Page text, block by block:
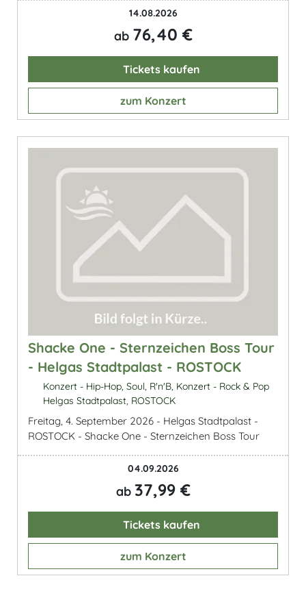
14.08.2026
ab 76,40 €
Tickets kaufen
zum Konzert
Shacke One - Sternzeichen Boss Tour
- Helgas Stadtpalast - ROSTOCK
Konzert - Hip-Hop, Soul, R'n'B, Konzert - Rock & Pop
Helgas Stadtpalast, ROSTOCK
Freitag, 4. September 2026 - Helgas Stadtpalast -
ROSTOCK - Shacke One - Sternzeichen Boss Tour
04.09.2026
ab 37,99 €
Tickets kaufen
zum Konzert